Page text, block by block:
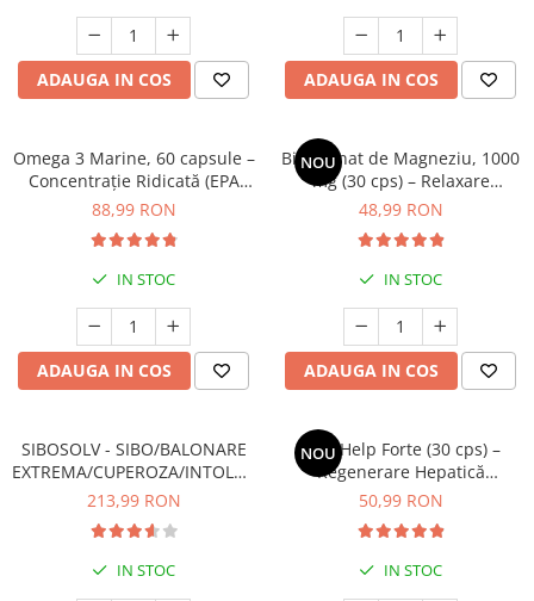
ADAUGA IN COS ADAUGA IN COS
Omega 3 Marine, 60 capsule –
Concentrație Ridicată (EPA
400 mg / DHA 300 mg) pentru
88,99 RON
IN STOC
ADAUGA IN COS
NOU
Bisglicinat de Magneziu, 1000
mg (30 cps) – Relaxare
Profundă, Somn Odihnitor și
48,99 RON
IN STOC
ADAUGA IN COS
SIBOSOLV - SIBO/BALONARE
EXTREMA/CUPEROZA/INTOLERANTE
ALIMENTARE
213,99 RON
IN STOC
NOU
LiverHelp Forte (30 cps) –
Regenerare Hepatică
Avansată, Detoxifiere și
50,99 RON
IN STOC